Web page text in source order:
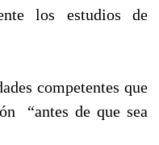
los estudios de
competentes que
“antes de que sea